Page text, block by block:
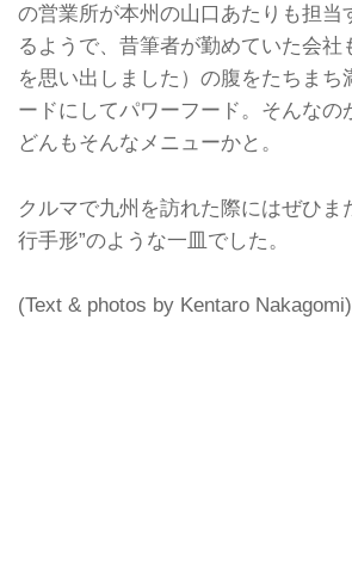
の営業所が本州の山口あたりも担当
るようで、昔筆者が勤めていた会社
を思い出しました）の腹をたちまち
ードにしてパワーフード。そんなの
どんもそんなメニューかと。
クルマで九州を訪れた際にはぜひま
行手形”のような一皿でした。
(Text & photos by Kentaro Nakagomi)